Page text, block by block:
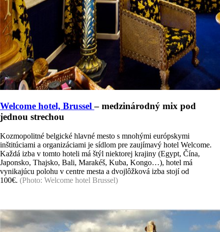
Welcome hotel, Brussel– medzinárodný mix pod
jednou strechou
Kozmopolitné belgické hlavné mesto s mnohými európskymi
inštitúciami a organizáciami je sídlom pre zaujímavý hotel Welcome.
Každá izba v tomto hoteli má štýl niektorej krajiny (Egypt, Čína,
Japonsko, Thajsko, Bali, Marakéš, Kuba, Kongo…), hotel má
vynikajúcu polohu v centre mesta a dvojlôžková izba stojí od
100€. (Photo: Welcome hotel Brussel)